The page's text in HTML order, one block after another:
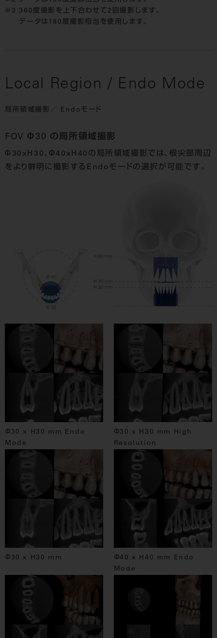
360度撮影を上下合わせて2回撮影します。
データは180度撮影相当を使用します。
Local Region / Endo Mode
局所領域撮影／ Endoモード
FOV Φ30 の局所領域撮影
Φ30xH30、Φ40xH40の局所領域撮影では、根尖部周辺
をより鮮明に撮影するEndoモードの選択が可能です。
Φ30 x H30 mm Endo
Mode
Φ30 x H30 mm High
Resolution
Φ30 x H30 mm
Φ40 x H40 mm Endo
Mode